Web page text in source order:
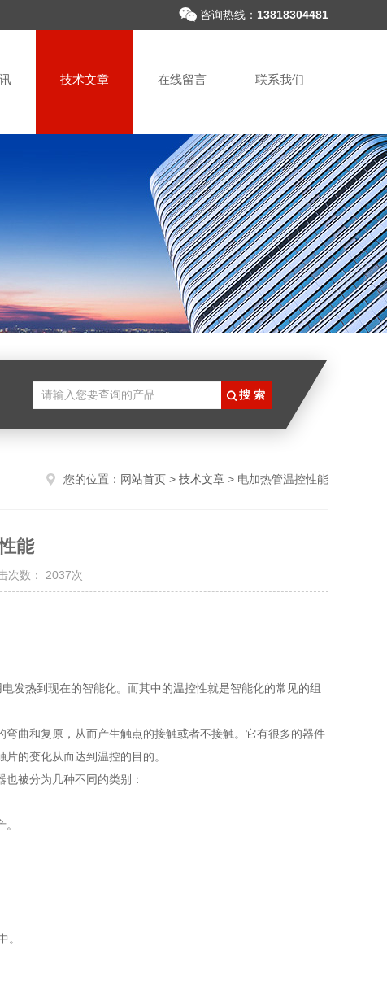
咨询热线： 13818304481
技术文章 在线留言 联系我们
您的位置： 网站首页 > 技术文章 > 电加热管温控性能
能
数： 2037次
热到现在的智能化。而其中的温控性就是智能化的常见的组
曲和复原，从而产生触点的接触或者不接触。它有很多的器件
的变化从而达到温控的目的。
被分为几种不同的类别：
。